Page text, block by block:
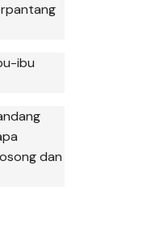
ibu
dan